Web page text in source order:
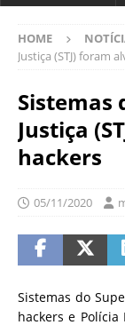
HOME
Justiça (STJ) foram
Sistemas
Justiça
hackers
05/11/2020
Sistemas do
hackers e